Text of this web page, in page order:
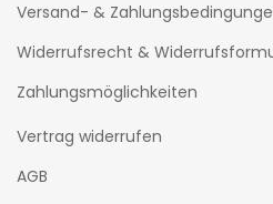
Versand- &
Widerrufsrecht &
Zahlungsmöglichkeiten
Vertrag widerrufen
AGB